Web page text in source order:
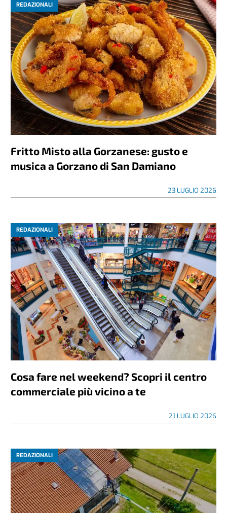
REDAZIONALI
Fritto Misto alla Gorzanese: gusto e
musica a Gorzano di San Damiano
23 LUGLIO 2026
REDAZIONALI
Cosa fare nel weekend? Scopri il centro
commerciale più vicino a te
21 LUGLIO 2026
REDAZIONALI